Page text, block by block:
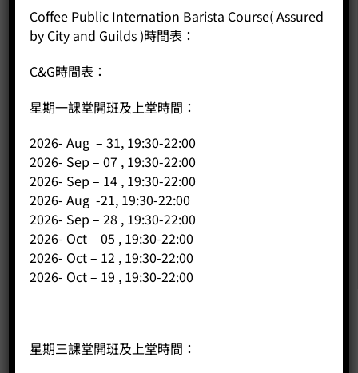
Coffee Public Internation Barista Course( Assured
by City and Guilds )時間表：
C&G時間表：
星期一課堂開班及上堂時間：
2026- Aug – 31, 19:30-22:00
2026- Sep – 07 , 19:30-22:00
2026- Sep – 14 , 19:30-22:00
2026- Aug -21, 19:30-22:00
2026- Sep – 28 , 19:30-22:00
2026- Oct – 05 , 19:30-22:00
2026- Oct – 12 , 19:30-22:00
2026- Oct – 19 , 19:30-22:00
星期三課堂開班及上堂時間：